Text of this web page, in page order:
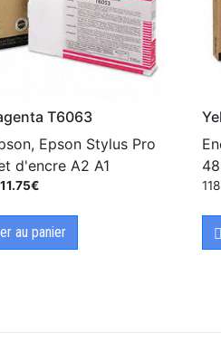
T6063
Epson Stylus Pro
d'encre A2 A1
€
au panier